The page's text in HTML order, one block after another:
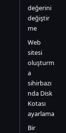
değerini
değiştir
me
Web
sitesi
oluşturm
a
sihirbazı
nda Disk
Kotası
ayarlama
Bir